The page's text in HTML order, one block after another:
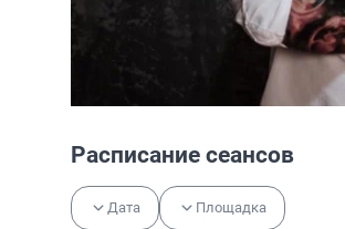
Расписание сеансов
Дата Площадка